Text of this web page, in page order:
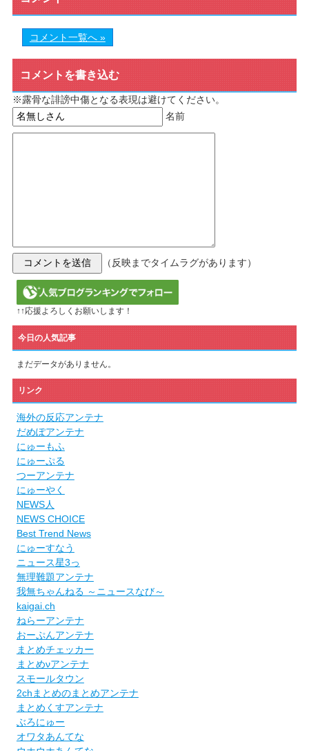
コメント一覧へ »
コメントを書き込む
※露骨な誹謗中傷となる表現は避けてください。
名前
（反映までタイムラグがあります）
↑↑応援よろしくお願いします！
今日の人気記事
まだデータがありません。
リンク
海外の反応アンテナ
だめぽアンテナ
にゅーもふ
にゅーぷる
つーアンテナ
にゅーやく
NEWS人
NEWS CHOICE
Best Trend News
にゅーすなう
ニュース星3っ
無理難題アンテナ
我無ちゃんねる ～ニュースなび～
kaigai.ch
ねらーアンテナ
おーぷんアンテナ
まとめチェッカー
まとめνアンテナ
スモールタウン
2chまとめのまとめアンテナ
まとめくすアンテナ
ぶろにゅー
オワタあんてな